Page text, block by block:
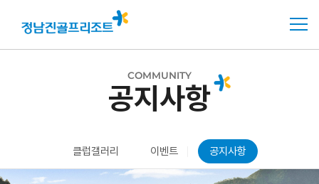
COMMUNITY
공지사항
클럽갤러리 이벤트 공지사항